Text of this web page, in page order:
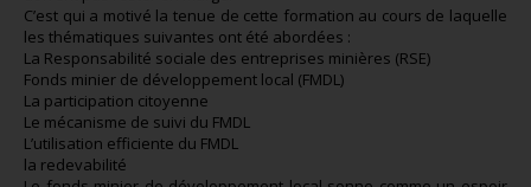
C’est qui a motivé la tenue de cette formation au cours de laquelle
les thématiques suivantes ont été abordées :
La Responsabilité sociale des entreprises minières (RSE)
Fonds minier de développement local (FMDL)
La participation citoyenne
Le mécanisme de suivi du FMDL
L’utilisation efficiente du FMDL
la redevabilité